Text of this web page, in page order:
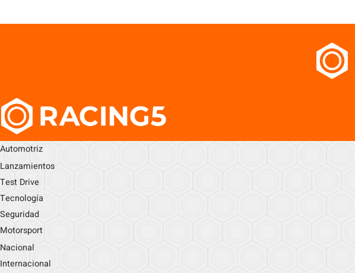
Automotriz
Lanzamientos
Test Drive
Tecnología
Seguridad
Motorsport
Nacional
Internacional